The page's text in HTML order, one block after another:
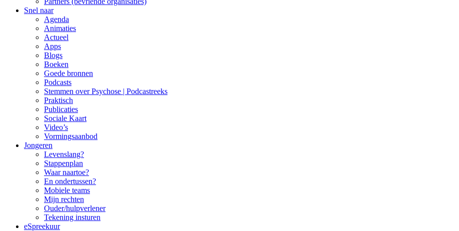
Snel naar
Agenda
Animaties
Actueel
Apps
Blogs
Boeken
Goede bronnen
Podcasts
Stemmen over Psychose | Podcastreeks
Praktisch
Publicaties
Sociale Kaart
Video’s
Vormingsaanbod
Jongeren
Levenslang?
Stappenplan
Waar naartoe?
En ondertussen?
Mobiele teams
Mijn rechten
Ouder/hulpverlener
Tekening insturen
eSpreekuur